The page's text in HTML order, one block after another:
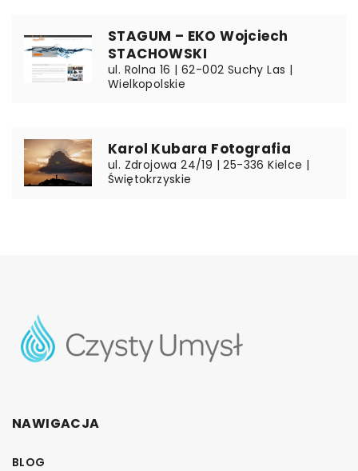
STAGUM – EKO Wojciech
STACHOWSKI
ul. Rolna 16 | 62-002 Suchy Las |
Wielkopolskie
Karol Kubara Fotografia
ul. Zdrojowa 24/19 | 25-336 Kielce |
Świętokrzyskie
NAWIGACJA
BLOG